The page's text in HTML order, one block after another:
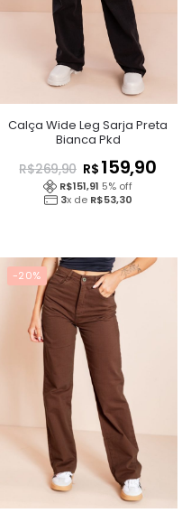
Calça Wide Leg Sarja Preta
Bianca Pkd
R$269,90 R$ 159,90
R$151,91 5% off
3x de R$53,30
-20%